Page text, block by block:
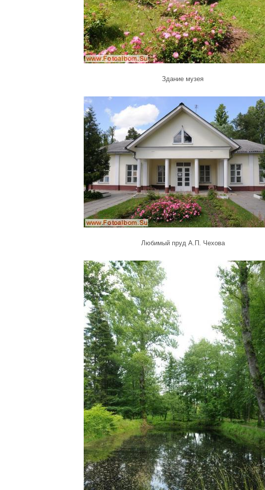
Здание музея
Любимый пруд А.П. Чехова